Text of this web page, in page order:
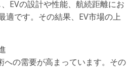
EVの設計や性能、航続距離にお
適です。その結果、EV市場の上
への需要が高まっています。その